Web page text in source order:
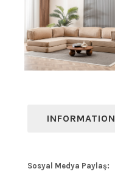
INFORMATION
Sosyal Medya Paylaş: